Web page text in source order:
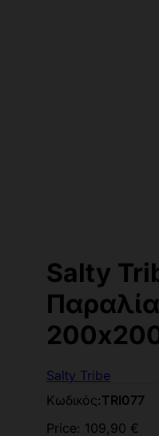
Salty
Salty Tribe
Κωδικός:TRI077
Price: 109,90 €